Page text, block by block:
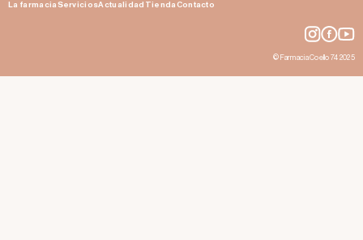
La farmacia ServiciosActualidad Tienda Contacto
© Farmacia Coello 74 2025